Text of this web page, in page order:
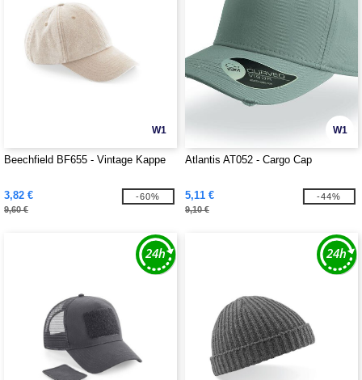
W1
Beechfield BF655 - Vintage Kappe
3,82 €
9,60 €
-60%
W1
Atlantis AT052 - Cargo Cap
5,11 €
9,10 €
-44%